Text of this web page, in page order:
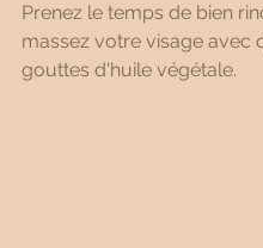
Prenez le temps de bien
massez votre visage avec
gouttes d'huile végétale.